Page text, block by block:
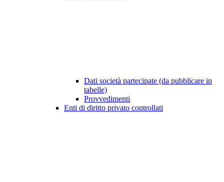
Dati società partecipate (da pubblicare in
tabelle)
Provvedimenti
Enti di diritto privato controllati